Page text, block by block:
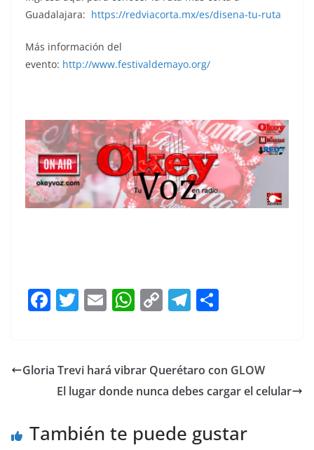
Guadalajara: https://redviacorta.mx/es/disena-tu-ruta
Más información del
evento: http://www.festivaldemayo.org/
F
e
b
o
T
er
E
l
W
s
A
p
C
y
Li
k
T
gr
a
e
Gloria Trevi hará vibrar Querétaro con GLOW
El lugar donde nunca debes cargar el celular
También te puede gustar